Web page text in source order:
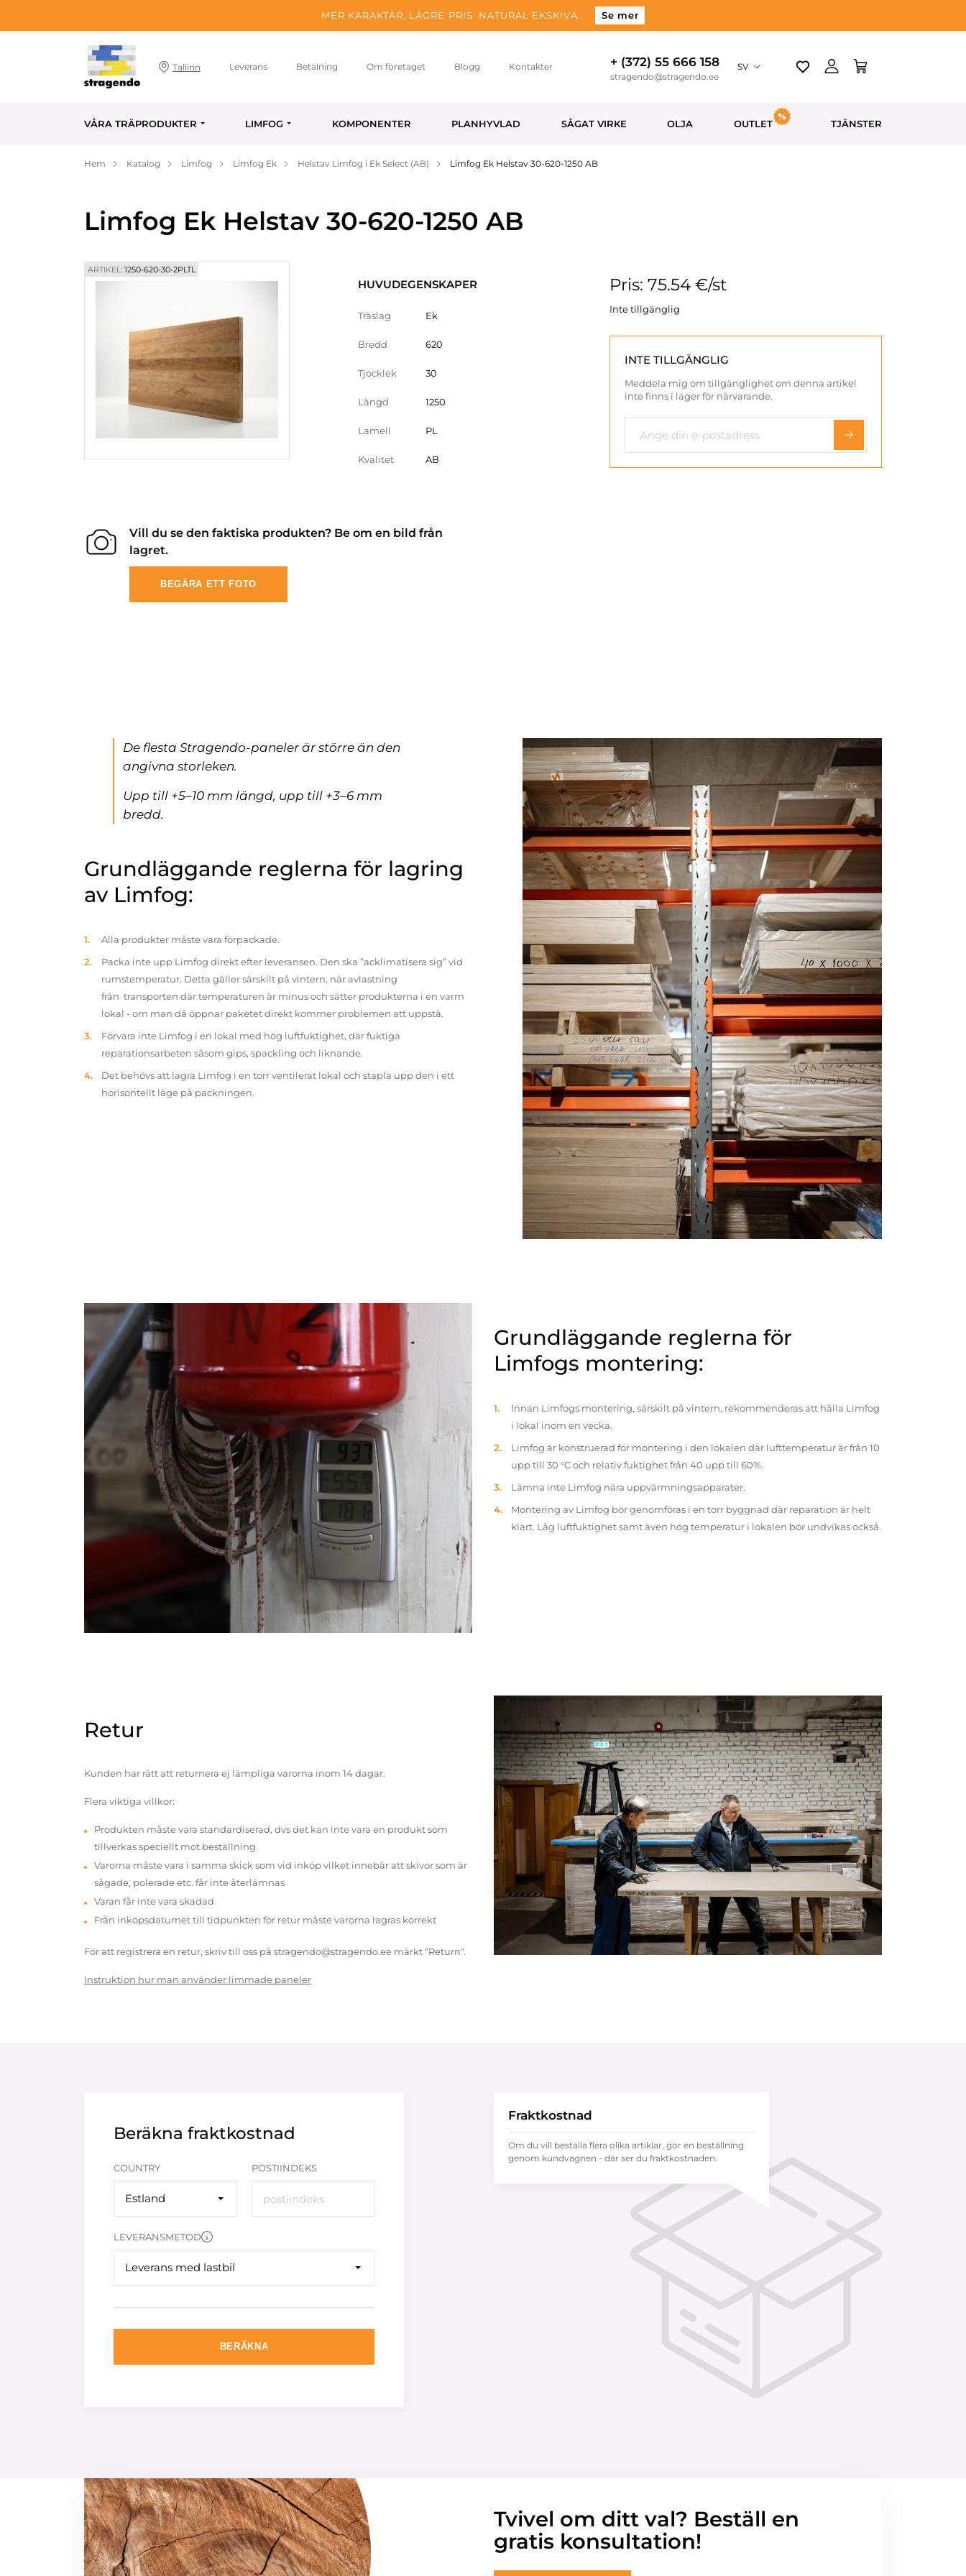
MER KARAKTÄR, LÄGRE PRIS. NATURAL EKSKIVA. Se mer
Tallinn Leverans Betalning Om företaget Blogg Kontakter + (372) 55 666 158
stragendo@stragendo.ee
SV
VÅRA TRÄPRODUKTER LIMFOG KOMPONENTER PLANHYVLAD SÅGAT VIRKE OLJA OUTLET TJÄNSTER
Hem Katalog Limfog Limfog Ek Helstav Limfog i Ek Select (AB) Limfog Ek Helstav 30-620-1250 AB
Limfog Ek Helstav 30-620-1250 AB
ARTIKEL: 1250-620-30-2PLTL
HUVUDEGENSKAPER
Träslag Ek
Bredd 620
Tjocklek 30
Längd 1250
Lamell PL
Kvalitet AB
Pris: 75.54 €/st
Inte tillgänglig
INTE TILLGÄNGLIG
Meddela mig om tillgänglighet om denna artikel
inte finns i lager för närvarande.
Vill du se den faktiska produkten? Be om en bild från
lagret.
BEGÄRA ETT FOTO
De flesta Stragendo-paneler är större än den
angivna storleken.
Upp till +5–10 mm längd, upp till +3–6 mm
bredd.
Grundläggande reglerna för lagring
av Limfog:
Alla produkter måste vara förpackade.
Packa inte upp Limfog direkt efter leveransen. Den ska ”acklimatisera sig” vid
rumstemperatur. Detta gäller särskilt på vintern, när avlastning
från transporten där temperaturen är minus och sätter produkterna i en varm
lokal - om man då öppnar paketet direkt kommer problemen att uppstå.
Förvara inte Limfog i en lokal med hög luftfuktighet, där fuktiga
reparationsarbeten såsom gips, spackling och liknande.
Det behövs att lagra Limfog i en torr ventilerat lokal och stapla upp den i ett
horisontellt läge på packningen.
Grundläggande reglerna för
Limfogs montering:
Innan Limfogs montering, särskilt på vintern, rekommenderas att hålla Limfog
i lokal inom en vecka.
Limfog är konstruerad för montering i den lokalen där lufttemperatur är från 10
upp till 30 °C och relativ fuktighet från 40 upp till 60%.
Lämna inte Limfog nära uppvärmningsapparater.
Montering av Limfog bör genomföras i en torr byggnad där reparation är helt
klart. Låg luftfuktighet samt även hög temperatur i lokalen bör undvikas också.
Retur
Kunden har rätt att returnera ej lämpliga varorna inom 14 dagar.
Flera viktiga villkor:
Produkten måste vara standardiserad, dvs det kan inte vara en produkt som
tillverkas speciellt mot beställning
Varorna måste vara i samma skick som vid inköp vilket innebär att skivor som är
sågade, polerade etc. får inte återlämnas
Varan får inte vara skadad
Från inköpsdatumet till tidpunkten för retur måste varorna lagras korrekt
För att registrera en retur, skriv till oss på stragendo@stragendo.ee märkt "Return".
Instruktion hur man använder limmade paneler
Beräkna fraktkostnad
COUNTRY
Estland
POSTIINDEKS
LEVERANSMETOD
Leverans med lastbil
BERÄKNA
Fraktkostnad
Om du vill beställa flera olika artiklar, gör en beställning
genom kundvagnen - där ser du fraktkostnaden.
Tvivel om ditt val? Beställ en
gratis konsultation!